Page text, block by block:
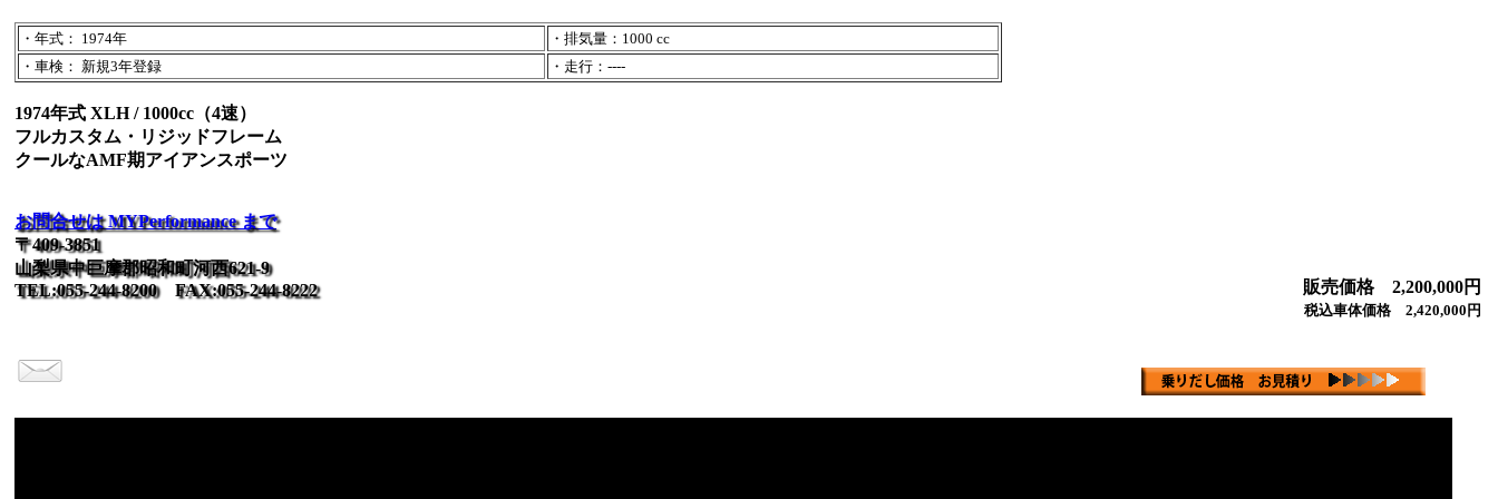
・年式： 1974年
・排気量：1000 cc
・車検： 新規3年登録
・走行：----
1974年式 XLH / 1000cc（4速）
フルカスタム・リジッドフレーム
クールなAMF期アイアンスポーツ
お問合せは MYPerformance まで
〒409-3851
山梨県中巨摩郡昭和町河西621-9
TEL:055-244-8200 FAX:055-244-8222
販売価格 2,200,000円
税込車体価格 2,420,000円